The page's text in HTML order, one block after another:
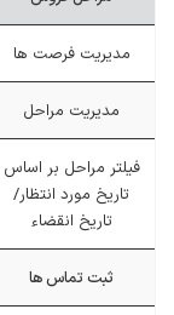
مدیریت فرصت ها
مدیریت مراحل
فیلتر مراحل بر اساس
تاریخ مورد انتظار/
تاریخ انقضاء
ثبت تماس ها